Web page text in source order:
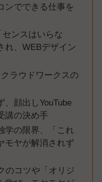
ンでできる仕事を
センスはいらな
れ、WEBデザイン
ラウドワークスの
、顔出しYouTube
講の決め手
学の限界、「これ
モヤが解消されず
のコツや「オリジ